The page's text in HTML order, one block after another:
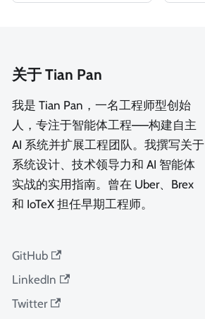
关于 Tian Pan
我是 Tian Pan，一名工程师型创始
人，专注于智能体工程——构建自主
AI 系统并扩展工程团队。我撰写关于
系统设计、技术领导力和 AI 智能体
实战的实用指南。曾在 Uber、Brex
和 IoTeX 担任早期工程师。
GitHub
LinkedIn
Twitter